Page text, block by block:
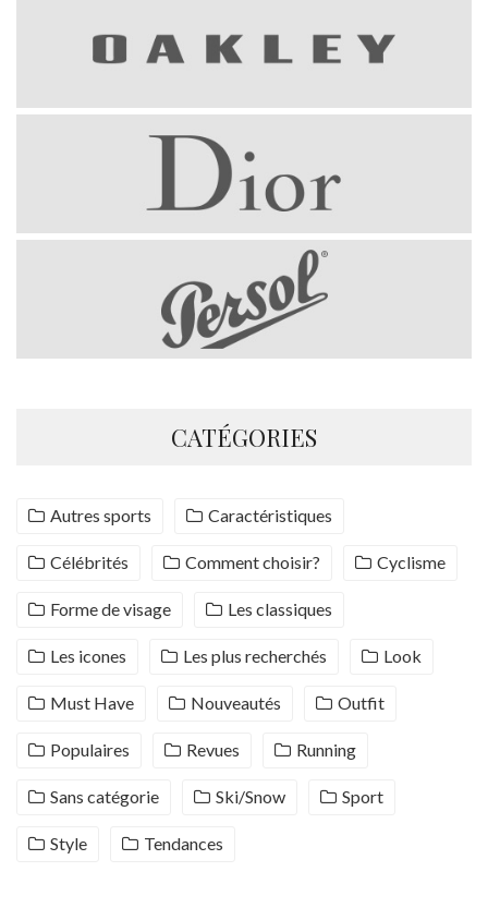
CATÉGORIES
Autres sports Caractéristiques
Célébrités Comment choisir? Cyclisme
Forme de visage Les classiques
Les icones Les plus recherchés Look
Must Have Nouveautés Outfit
Populaires Revues Running
Sans catégorie Ski/Snow Sport
Style Tendances